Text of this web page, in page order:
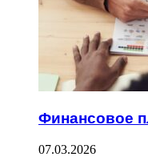
Финансовое
07.03.2026